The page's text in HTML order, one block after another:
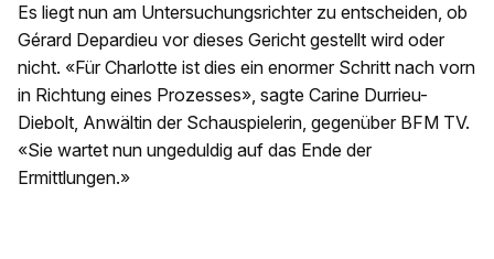
Es liegt nun am Untersuchungsrichter zu entscheiden, ob
Gérard Depardieu vor dieses Gericht gestellt wird oder
nicht. «Für Charlotte ist dies ein enormer Schritt nach vorn
in Richtung eines Prozesses», sagte Carine Durrieu-
Diebolt, Anwältin der Schauspielerin, gegenüber BFM TV.
«Sie wartet nun ungeduldig auf das Ende der
Ermittlungen.»